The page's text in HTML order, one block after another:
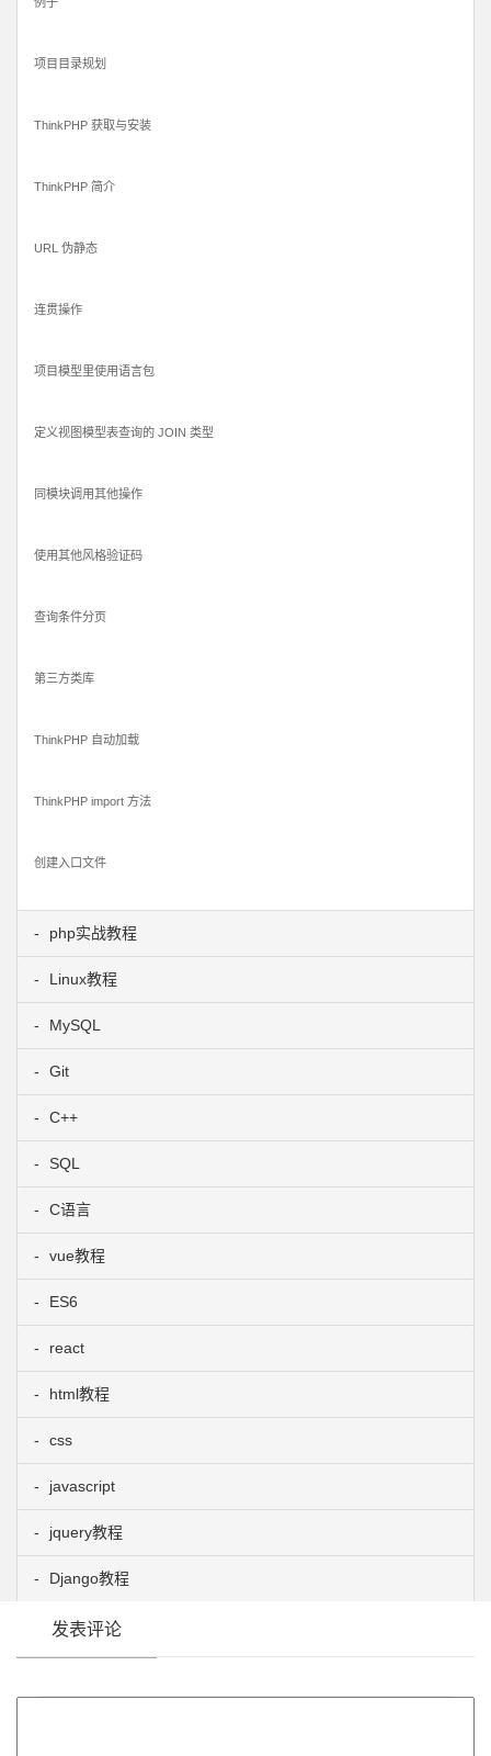
项目目录规划
ThinkPHP 获取与安装
ThinkPHP 简介
URL 伪静态
连贯操作
项目模型里使用语言包
定义视图模型表查询的 JOIN 类型
同模块调用其他操作
使用其他风格验证码
查询条件分页
第三方类库
ThinkPHP 自动加载
ThinkPHP import 方法
创建入口文件
php实战教程
Linux教程
MySQL
Git
C++
SQL
C语言
vue教程
ES6
react
html教程
css
javascript
jquery教程
Django教程
发表评论